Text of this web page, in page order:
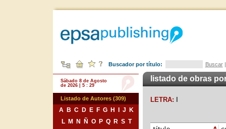
Buscador por título: Buscar
Sábado 8 de Agosto
de 2026 | 5 : 29
Listado de Autores (309)
A B C D E F G H J
K
L
M N Ñ O P Q R S T
listado de obras
LETRA: